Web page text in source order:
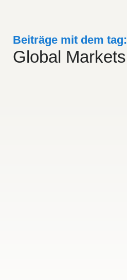
Beiträge mit dem tag:
Global Markets